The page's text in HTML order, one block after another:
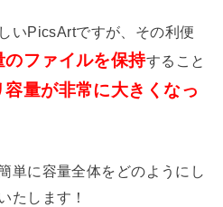
いPicsArtですが、その利便
のファイルを保持すること
容量が非常に大きくなっ
単に容量全体をどのようにし
たします！